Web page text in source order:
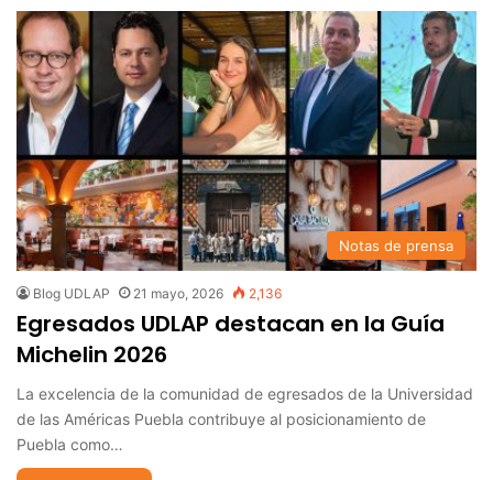
Notas de prensa
Blog UDLAP 21 mayo, 2026 2,136
Egresados UDLAP destacan en la Guía
Michelin 2026
La excelencia de la comunidad de egresados de la Universidad
de las Américas Puebla contribuye al posicionamiento de
Puebla como…